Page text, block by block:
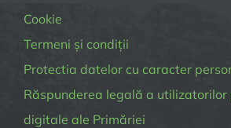
Cookie
Termeni și condiții
Protectia datelor cu caracter
Răspunderea legală a
digitale ale Primăriei